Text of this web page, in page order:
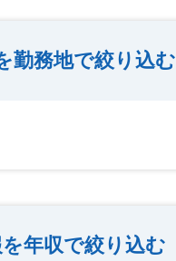
勤務地で絞り込む
年収で絞り込む